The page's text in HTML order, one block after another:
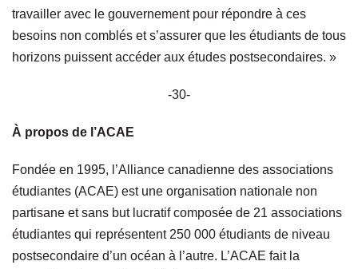
travailler avec le gouvernement pour répondre à ces
besoins non comblés et s’assurer que les étudiants de tous
horizons puissent accéder aux études postsecondaires. »
-30-
À propos de l’ACAE
Fondée en 1995, l’Alliance canadienne des associations
étudiantes (ACAE) est une organisation nationale non
partisane et sans but lucratif composée de 21 associations
étudiantes qui représentent 250 000 étudiants de niveau
postsecondaire d’un océan à l’autre. L’ACAE fait la